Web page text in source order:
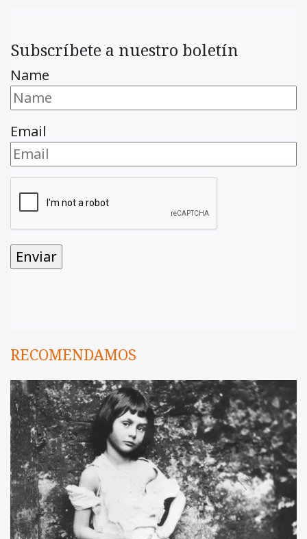
Subscríbete a nuestro boletín
Name
Email
RECOMENDAMOS